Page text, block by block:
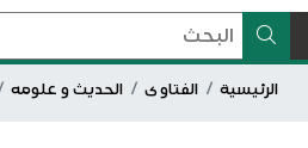
الرئيسية الفتاوى الحديث و علومه